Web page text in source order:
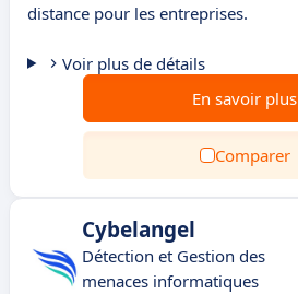
distance pour les entreprises.
Voir plus de détails
En savoir plus
Comparer
Cybelangel
Détection et Gestion des
menaces informatiques